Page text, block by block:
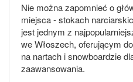
Nie można zapomnieć o
miejsca - stokach
jest jednym z
we Włoszech, oferującym
na nartach i snowboardzie
zaawansowania.